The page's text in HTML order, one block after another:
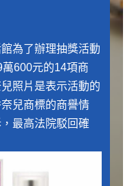
為了辦理抽獎活動
600元的14項商
照片是表示活動的
兒商標的商譽情
最高法院駁回確